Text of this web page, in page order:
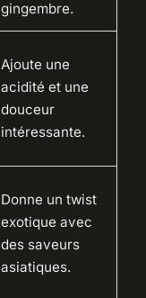
gingembre.
Ajoute une
acidité et une
douceur
intéressante.
Donne un twist
exotique avec
des saveurs
asiatiques.